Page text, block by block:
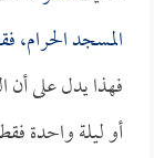
المسجد الحرام،
فهذا يدل على أن
أو ليلة واحدة